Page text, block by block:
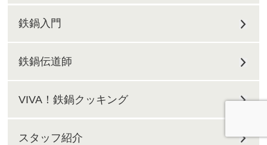
鉄鍋入門
鉄鍋伝道師
VIVA！鉄鍋クッキング
スタッフ紹介